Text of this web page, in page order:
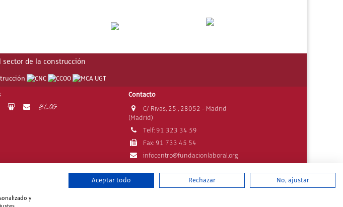
de la construcción
BLOG
Contacto
C/ Rivas, 25 , 28052 - Madrid
(Madrid)
Telf: 91 323 34 59
Fax: 91 733 45 54
infocentro@fundacionlaboral.org
Todos los derechos reservados
Trabaja en Fundación Laboral Contacto
y
Aceptar todo Rechazar No, ajustar